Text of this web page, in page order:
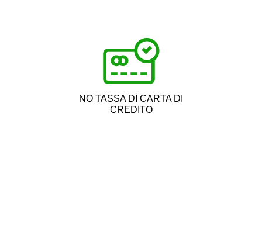
NO TASSA DI CARTA DI
CREDITO